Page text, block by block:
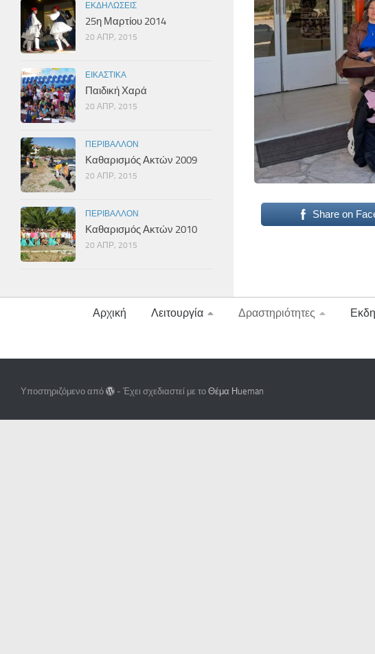
Share on
ΕΚΔΗΛΏΣΕΙΣ
25η Μαρτίου 2014
20 ΑΠΡ, 2015
ΕΙΚΑΣΤΙΚΆ
Παιδική Χαρά
20 ΑΠΡ, 2015
ΠΕΡΙΒΆΛΛΟΝ
Καθαρισμός Ακτών 2009
20 ΑΠΡ, 2015
ΠΕΡΙΒΆΛΛΟΝ
Καθαρισμός Ακτών 2010
20 ΑΠΡ, 2015
Αρχική Λειτουργία Δραστηριότητες
Υποστηριζόμενο από - Έχει σχεδιαστεί με τοΘέμα Ηueman